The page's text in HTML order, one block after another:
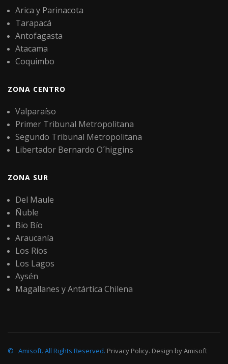
Arica y Parinacota
Tarapacá
Antofagasta
Atacama
Coquimbo
ZONA CENTRO
Valparaíso
Primer Tribunal Metropolitana
Segundo Tribunal Metropolitana
Libertador Bernardo O´higgins
ZONA SUR
Del Maule
Ñuble
Bio Bío
Araucanía
Los Ríos
Los Lagos
Aysén
Magallanes y Antártica Chilena
© Amisoft. All Rights Reserved. Privacy Policy. Design byAmisoft